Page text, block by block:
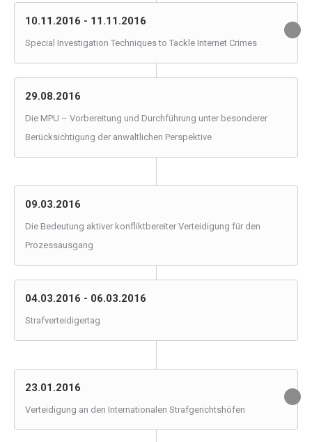
10.11.2016 - 11.11.2016
Special Investigation Techniques to Tackle Internet Crimes
29.08.2016
Die MPU – Vorbereitung und Durchführung unter besonderer
Berücksichtigung der anwaltlichen Perspektive
09.03.2016
Die Bedeutung aktiver konfliktbereiter Verteidigung für den
Prozessausgang
04.03.2016 - 06.03.2016
Strafverteidigertag
23.01.2016
Verteidigung an den Internationalen Strafgerichtshöfen